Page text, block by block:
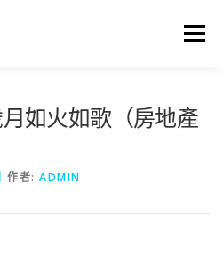
選單
如火如歌（房地產
作者: ADMIN